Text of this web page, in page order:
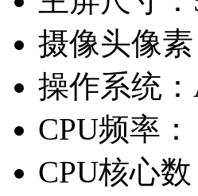
摄像头像素
操作系统：
CPU频率：
CPU核心数